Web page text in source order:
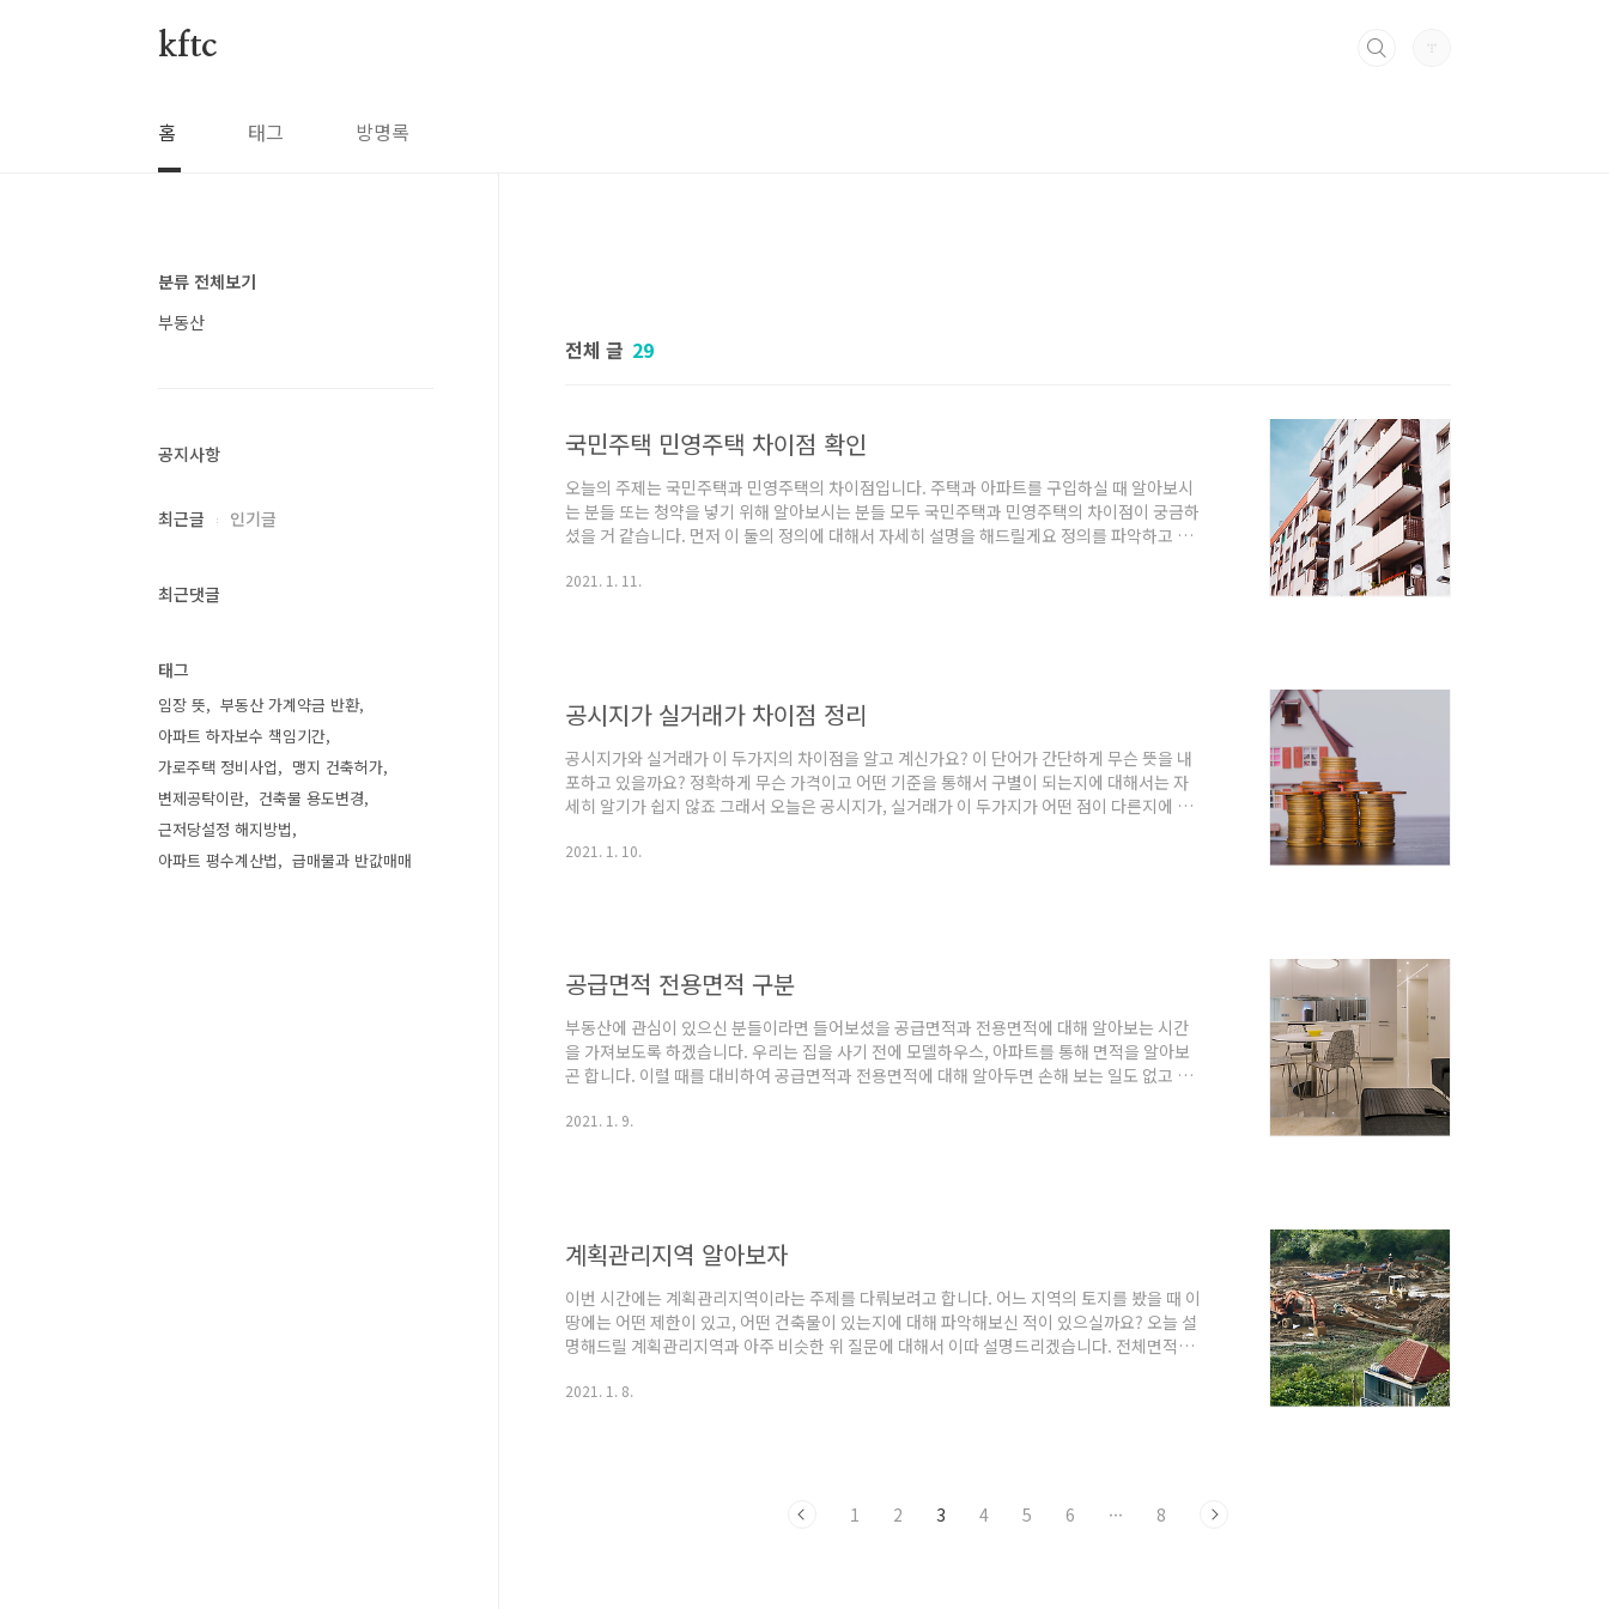
kftc
홈 태그 방명록
전체 글 29
국민주택 민영주택 차이점 확인
오늘의 주제는 국민주택과 민영주택의 차이점입니다. 주택과 아파트를 구입하실 때 알아보시
는 분들 또는 청약을 넣기 위해 알아보시는 분들 모두 국민주택과 민영주택의 차이점이 궁금하
셨을 거 같습니다. 먼저 이 둘의 정의에 대해서 자세히 설명을 해드릴게요 정의를 파악하고 이
건설하는 주택 중에 전용면적이 85㎡ 이하의 주택을 뜻합니다. 보통 우리가 아는 공공임대, 국
2021. 1. 11.
공시지가 실거래가 차이점 정리
공시지가와 실거래가 이 두가지의 차이점을 알고 계신가요? 이 단어가 간단하게 무슨 뜻을 내
포하고 있을까요? 정확하게 무슨 가격이고 어떤 기준을 통해서 구별이 되는지에 대해서는 자
세히 알기가 쉽지 않죠 그래서 오늘은 공시지가, 실거래가 이 두가지가 어떤 점이 다른지에 대
공시지가는 국토교통부 장관이 조사하고 평가하여 공시를 한 토지의 단위면적 ㎡당 가격을 뜻
2021. 1. 10.
공급면적 전용면적 구분
부동산에 관심이 있으신 분들이라면 들어보셨을 공급면적과 전용면적에 대해 알아보는 시간
을 가져보도록 하겠습니다. 우리는 집을 사기 전에 모델하우스, 아파트를 통해 면적을 알아보
곤 합니다. 이럴 때를 대비하여 공급면적과 전용면적에 대해 알아두면 손해 보는 일도 없고 다
말합니다. 발코니의 경우 서비스면적으로 포함되며 전용면적과 주거공용면적을 아파트의 공
2021. 1. 9.
계획관리지역 알아보자
이번 시간에는 계획관리지역이라는 주제를 다뤄보려고 합니다. 어느 지역의 토지를 봤을 때 이
땅에는 어떤 제한이 있고, 어떤 건축물이 있는지에 대해 파악해보신 적이 있으실까요? 오늘 설
명해드릴 계획관리지역과 아주 비슷한 위 질문에 대해서 이따 설명드리겠습니다. 전체면적의
역, 자연환경보전지역을 4개의 용도로 보시면 되겠습니다. 그럼 이것들에 대해 알아보겠습니
2021. 1. 8.
1 2 3 4 5 6 ··· 8
분류 전체보기
부동산
공지사항
최근글 인기글
최근댓글
태그
임장 뜻
부동산 가계약금 반환
아파트 하자보수 책임기간
가로주택 정비사업
맹지 건축허가
변제공탁이란
건축물 용도변경
근저당설정 해지방법
아파트 평수계산법
급매물과 반값매매